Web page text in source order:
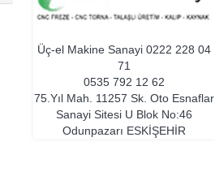
Üç-el Makine Sanayi 0222 228 04
71
0535 792 12 62
75.Yıl Mah. 11257 Sk. Oto Esnaflar
Sanayi Sitesi U Blok No:46
Odunpazarı ESKIŞEHIR